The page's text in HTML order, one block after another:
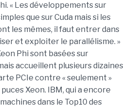
« Les développements sur
que sur Cuda mais si les
les mêmes, il faut entrer dans
et exploiter le parallélisme. »
Phi sont basées sur
accueillent plusieurs dizaines
PCIe contre « seulement »
Xeon. IBM, qui a encore
dans le Top10 des